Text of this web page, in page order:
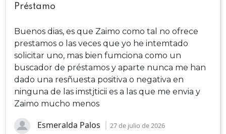
Préstamo
Buenos dias, es que Zaimo como tal no ofrece
prestamos o las veces que yo he intemtado
solicitar uno, mas bien fumciona como un
buscador de préstamos y aparte nunca me han
dado una resñuesta positiva o negativa en
ninguna de las imstjticii es a las que me envia y
Zaimo mucho menos
Esmeralda Palos 27 de julio de 2026